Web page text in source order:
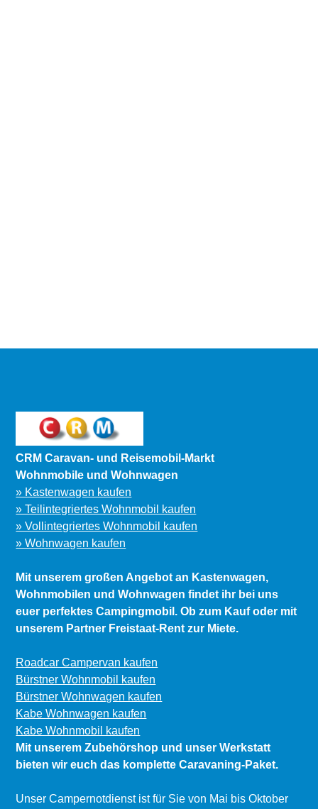
CRM Caravan- und Reisemobil-Markt
Wohnmobile und Wohnwagen
» Kastenwagen kaufen
» Teilintegriertes Wohnmobil kaufen
» Vollintegriertes Wohnmobil kaufen
» Wohnwagen kaufen
Mit unserem großen Angebot an Kastenwagen,
Wohnmobilen und Wohnwagen findet ihr bei uns
euer perfektes Campingmobil. Ob zum Kauf oder mit
unserem Partner Freistaat-Rent zur Miete.
Roadcar Campervan kaufen
Bürstner Wohnmobil kaufen
Bürstner Wohnwagen kaufen
Kabe Wohnwagen kaufen
Kabe Wohnmobil kaufen
Mit unserem Zubehörshop und unser Werkstatt
bieten wir euch das komplette Caravaning-Paket.
Unser Campernotdienst ist für Sie von Mai bis Oktober